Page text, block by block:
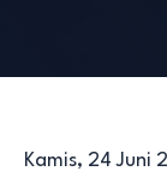
Kamis, 24 Juni